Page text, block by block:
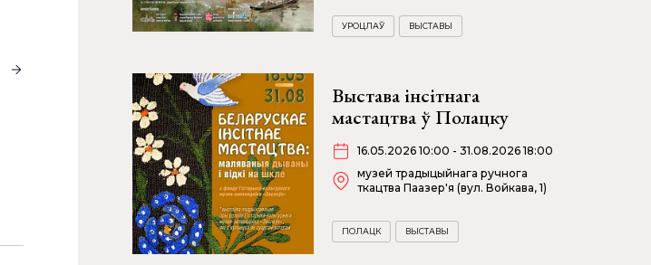
УРОЦЛАЎ ВЫСТАВЫ
Выстава інсітнага
мастацтва ў Полацку
16.05.2026 10:00 - 31.08.2026 18:00
музей традыцыйнага ручнога
ткацтва Паазер'я (вул. Войкава, 1)
ПОЛАЦК ВЫСТАВЫ